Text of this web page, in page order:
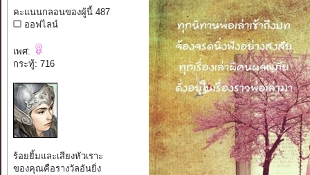
คะแนนกลอนของผู้นี้ 487
ออฟไลน์
เพศ:
กระทู้: 716
ร้อยยิ้มและเสียงหัวเราะ
ของคุณคือรางวัลอันยิ่ง